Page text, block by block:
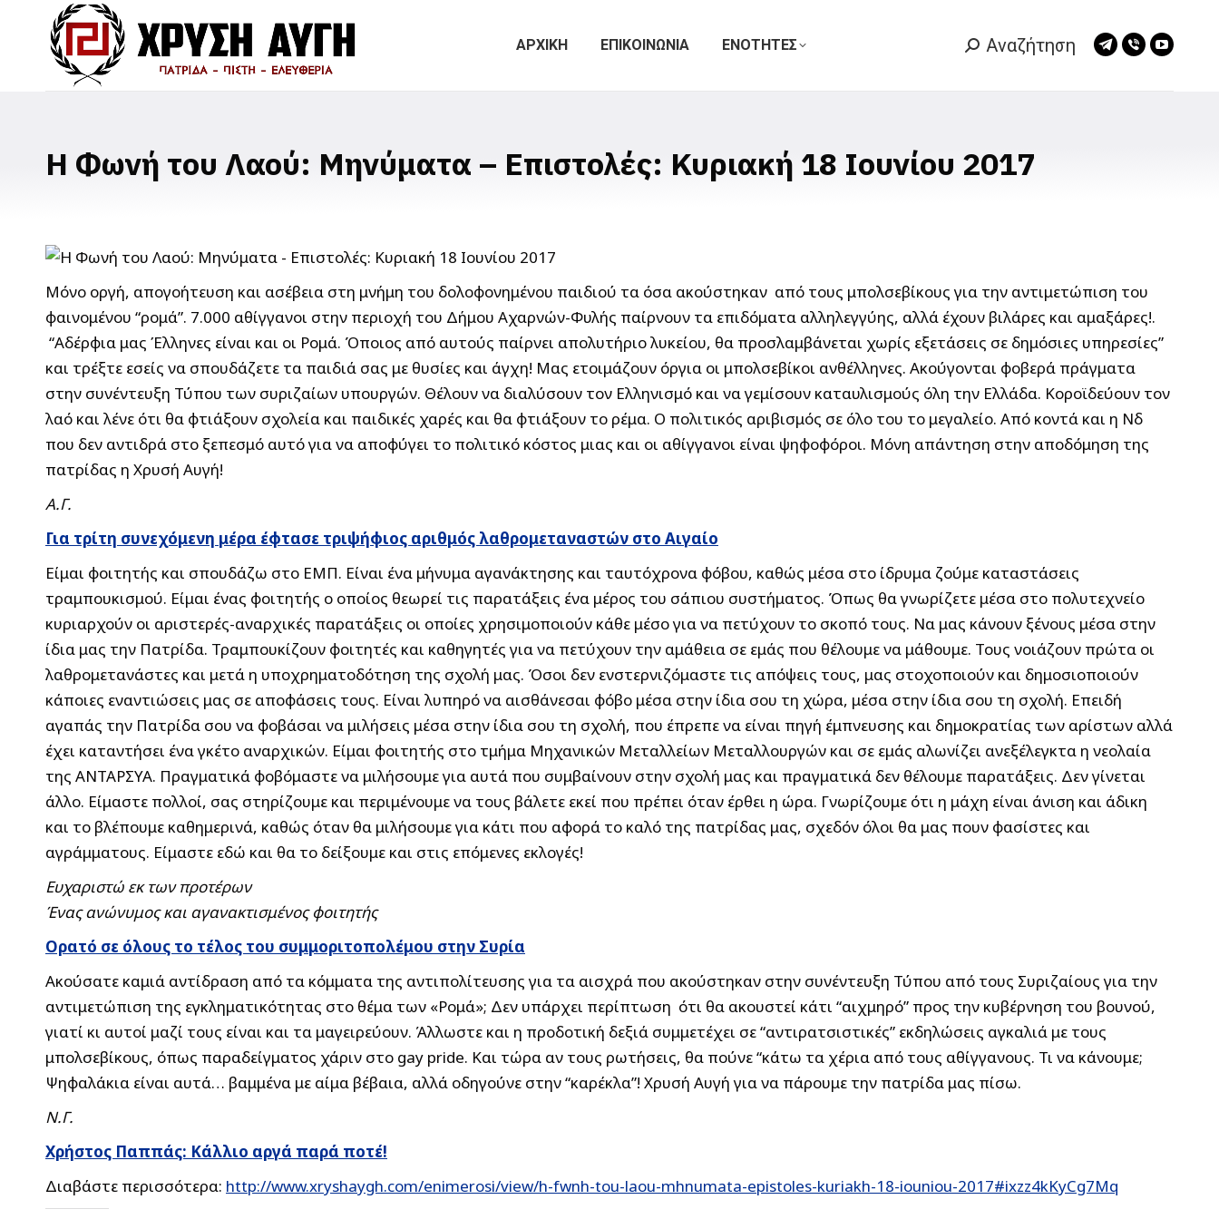
ΑΡΧΙΚΗ ΕΠΙΚΟΙΝΩΝΙΑ ΕΝΟΤΗΤΕΣ Search:
Αναζήτηση
Telegram
Viber
Η Φωνή του Λαού: Μηνύματα – Επιστολές: Κυριακή 18 Ιουνίου 2017
Μόνο οργή, απογοήτευση και ασέβεια στη μνήμη του δολοφονημένου παιδιού τα όσα ακούστηκαν από τους μπολσεβίκους για την αντιμετώπιση του
φαινομένου “ρομά”. 7.000 αθίγγανοι στην περιοχή του Δήμου Αχαρνών-Φυλής παίρνουν τα επιδόματα αλληλεγγύης, αλλά έχουν βιλάρες και αμαξάρες!.
“Αδέρφια μας Έλληνες είναι και οι Ρομά. Όποιος από αυτούς παίρνει απολυτήριο λυκείου, θα προσλαμβάνεται χωρίς εξετάσεις σε δημόσιες υπηρεσίες”
και τρέξτε εσείς να σπουδάζετε τα παιδιά σας με θυσίες και άγχη! Μας ετοιμάζουν όργια οι μπολσεβίκοι ανθέλληνες. Ακούγονται φοβερά πράγματα
στην συνέντευξη Τύπου των συριζαίων υπουργών. Θέλουν να διαλύσουν τον Ελληνισμό και να γεμίσουν καταυλισμούς όλη την Ελλάδα. Κοροϊδεύουν τον
λαό και λένε ότι θα φτιάξουν σχολεία και παιδικές χαρές και θα φτιάξουν το ρέμα. Ο πολιτικός αριβισμός σε όλο του το μεγαλείο. Από κοντά και η Νδ
που δεν αντιδρά στο ξεπεσμό αυτό για να αποφύγει το πολιτικό κόστος μιας και οι αθίγγανοι είναι ψηφοφόροι. Μόνη απάντηση στην αποδόμηση της
πατρίδας η Χρυσή Αυγή!
Α.Γ.
Για τρίτη συνεχόμενη μέρα έφτασε τριψήφιος αριθμός λαθρομεταναστών στο Αιγαίο
Είμαι φοιτητής και σπουδάζω στο ΕΜΠ. Είναι ένα μήνυμα αγανάκτησης και ταυτόχρονα φόβου, καθώς μέσα στο ίδρυμα ζούμε καταστάσεις
τραμπουκισμού. Είμαι ένας φοιτητής ο οποίος θεωρεί τις παρατάξεις ένα μέρος του σάπιου συστήματος. Όπως θα γνωρίζετε μέσα στο πολυτεχνείο
κυριαρχούν οι αριστερές-αναρχικές παρατάξεις οι οποίες χρησιμοποιούν κάθε μέσο για να πετύχουν το σκοπό τους. Να μας κάνουν ξένους μέσα στην
ίδια μας την Πατρίδα. Τραμπουκίζουν φοιτητές και καθηγητές για να πετύχουν την αμάθεια σε εμάς που θέλουμε να μάθουμε. Τους νοιάζoυν πρώτα οι
λαθρομετανάστες και μετά η υποχρηματοδότηση της σχολή μας. Όσοι δεν ενστερνιζόμαστε τις απόψεις τους, μας στοχοποιούν και δημοσιοποιούν
κάποιες εναντιώσεις μας σε αποφάσεις τους. Είναι λυπηρό να αισθάνεσαι φόβο μέσα στην ίδια σου τη χώρα, μέσα στην ίδια σου τη σχολή. Επειδή
αγαπάς την Πατρίδα σου να φοβάσαι να μιλήσεις μέσα στην ίδια σου τη σχολή, που έπρεπε να είναι πηγή έμπνευσης και δημοκρατίας των αρίστων αλλά
έχει καταντήσει ένα γκέτο αναρχικών. Είμαι φοιτητής στο τμήμα Μηχανικών Μεταλλείων Μεταλλουργών και σε εμάς αλωνίζει ανεξέλεγκτα η νεολαία
της ΑΝΤΑΡΣΥΑ. Πραγματικά φοβόμαστε να μιλήσουμε για αυτά που συμβαίνουν στην σχολή μας και πραγματικά δεν θέλουμε παρατάξεις. Δεν γίνεται
άλλο. Είμαστε πολλοί, σας στηρίζουμε και περιμένουμε να τους βάλετε εκεί που πρέπει όταν έρθει η ώρα. Γνωρίζουμε ότι η μάχη είναι άνιση και άδικη
και το βλέπουμε καθημερινά, καθώς όταν θα μιλήσουμε για κάτι που αφορά το καλό της πατρίδας μας, σχεδόν όλοι θα μας πουν φασίστες και
αγράμματους. Είμαστε εδώ και θα το δείξουμε και στις επόμενες εκλογές!
Ευχαριστώ εκ των προτέρων
Ένας ανώνυμος και αγανακτισμένος φοιτητής
Ορατό σε όλους το τέλος του συμμοριτοπολέμου στην Συρία
Ακούσατε καμιά αντίδραση από τα κόμματα της αντιπολίτευσης για τα αισχρά που ακούστηκαν στην συνέντευξη Τύπου από τους Συριζαίους για την
αντιμετώπιση της εγκληματικότητας στο θέμα των «Ρομά»; Δεν υπάρχει περίπτωση ότι θα ακουστεί κάτι “αιχμηρό” προς την κυβέρνηση του βουνού,
γιατί κι αυτοί μαζί τους είναι και τα μαγειρεύουν. Άλλωστε και η προδοτική δεξιά συμμετέχει σε “αντιρατσιστικές” εκδηλώσεις αγκαλιά με τους
μπολσεβίκους, όπως παραδείγματος χάριν στο gay pride. Και τώρα αν τους ρωτήσεις, θα πούνε “κάτω τα χέρια από τους αθίγγανους. Τι να κάνουμε;
Ψηφαλάκια είναι αυτά… βαμμένα με αίμα βέβαια, αλλά οδηγούνε στην “καρέκλα”! Χρυσή Αυγή για να πάρουμε την πατρίδα μας πίσω.
Ν.Γ.
Χρήστος Παππάς: Κάλλιο αργά παρά ποτέ!
Διαβάστε περισσότερα: http://www.xryshaygh.com/enimerosi/view/h-fwnh-tou-laou-mhnumata-epistoles-kuriakh-18-iouniou-2017#ixzz4kKyCg7Mq